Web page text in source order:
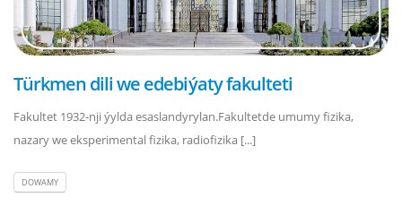
Türkmen dili we edebiýaty fakulteti
Fakultet 1932-nji ýylda esaslandyrylan.Fakultetde umumy fizika,
nazary we eksperimental fizika, radiofizika [...]
DOWAMY